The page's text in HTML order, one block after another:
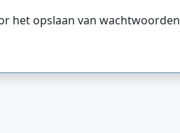
het opslaan van